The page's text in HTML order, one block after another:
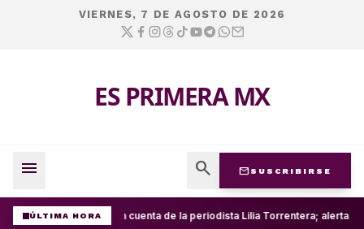
VIERNES, 7 DE AGOSTO DE 2026
ES PRIMERA MX
menu search mail SUSCRIBIRSE
ÚLTIMA HORARoban cuenta de la periodista Lilia Torrentera; alerta